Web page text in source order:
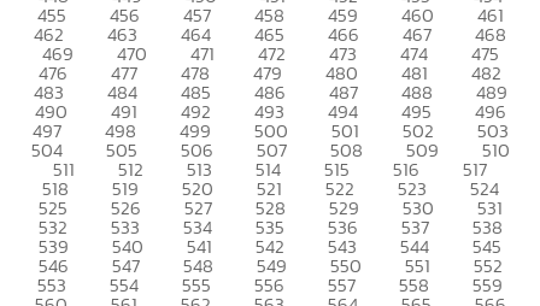
455 456 457 458 459 460 461
462 463 464 465 466 467 468
469 470 471 472 473 474 475
476 477 478 479 480 481 482
483 484 485 486 487 488 489
490 491 492 493 494 495 496
497 498 499 500 501 502 503
504 505 506 507 508 509 510
511 512 513 514 515 516 517
518 519 520 521 522 523 524
525 526 527 528 529 530 531
532 533 534 535 536 537 538
539 540 541 542 543 544 545
546 547 548 549 550 551 552
553 554 555 556 557 558 559